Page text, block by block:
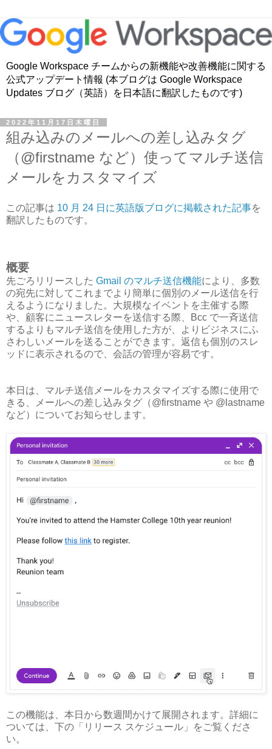
Google Workspace チームからの新機能や改善機能に関する
公式アップデート情報 (本ブログは Google Workspace
Updates ブログ（英語）を日本語に翻訳したものです)
2022年11月17日木曜日
組み込みのメールへの差し込みタグ
（@firstname など）使ってマルチ送信
メールをカスタマイズ
この記事は 10 月 24 日に英語版ブログに掲載された記事を
翻訳したものです。
概要
先ごろリリースした Gmail のマルチ送信機能により、多数
の宛先に対してこれまでより簡単に個別のメール送信を行
えるようになりました。大規模なイベントを主催する際
や、顧客にニュースレターを送信する際、Bcc で一斉送信
するよりもマルチ送信を使用した方が、よりビジネスにふ
さわしいメールを送ることができます。返信も個別のスレ
ッドに表示されるので、会話の管理が容易です。
本日は、マルチ送信メールをカスタマイズする際に使用で
きる、メールへの差し込みタグ（@firstname や @lastname
など）についてお知らせします。
この機能は、本日から数週間かけて展開されます。詳細に
ついては、下の「リリース スケジュール」をご覧くださ
い。